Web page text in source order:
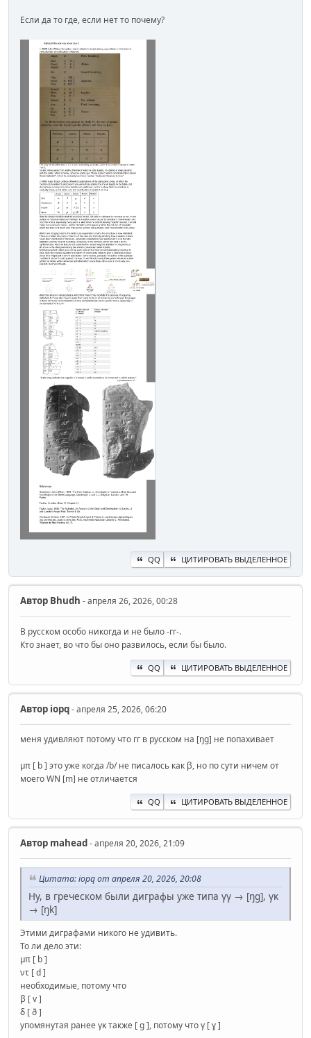
Если да то где, если нет то почему?
QQ ЦИТИРОВАТЬ ВЫДЕЛЕННОЕ
Автор Bhudh - апреля 26, 2026, 00:28
В русском особо никогда и не было -гг-.
Кто знает, во что бы оно развилось, если бы было.
QQ ЦИТИРОВАТЬ ВЫДЕЛЕННОЕ
Автор iopq- апреля 25, 2026, 06:20
меня удивляют потому что гг в русском на [ŋg] не попахивает
μπ [ b ] это уже когда /b/ не писалось как β, но по сути ничем от
моего WN [m] не отличается
QQ ЦИТИРОВАТЬ ВЫДЕЛЕННОЕ
Автор mahead - апреля 20, 2026, 21:09
Цитата: iopq от апреля 20, 2026, 20:08
Ну, в греческом были диграфы уже типа γγ → [ŋg], γκ
→ [ŋk]
Этими диграфами никого не удивить.
То ли дело эти:
μπ [ b ]
ντ [ d ]
необходимые, потому что
β [ v ]
δ [ ð ]
упомянутая ранее γκ также [ g ], потому что γ [ ɣ ]